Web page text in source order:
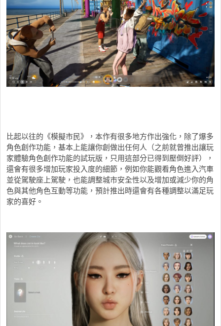
比起以往的《模擬市民》，本作有很多地方作出強化，除了爆多
角色創作功能，基本上能讓你創做出任何人（之前就曾推出讓玩
家體驗角色創作功能的試玩版，只用這部分已得到壓倒好評），
還會有很多增加玩家投入度的細節，例如你能觀看角色進入汽車
並從駕駛座上駕駛，也能調整城市安全性以及增加或減少你的角
色與其他角色互動等功能，預計推出時還會有各種調整以滿足玩
家的喜好。